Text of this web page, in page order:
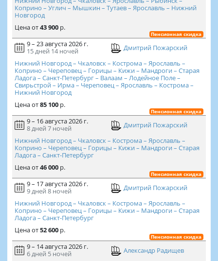
Коприно – Углич – Мышкин – Тутаев – Ярославль – Нижний
Новгород
Ценаот43 900р.
Пенсионная скидка
9 – 23 августа 2026 г.
15 дней 14 ночей
Дмитрий Пожарский
Нижний Новгород – Чкаловск – Кострома – Ярославль –
Коприно – Череповец – Горицы – Кижи – Мандроги – Старая
Ладога – Санкт-Петербург – Валаам – Лодейное Поле –
Свирьстрой – Ирма – Череповец – Ярославль – Кострома –
Нижний Новгород
Ценаот85 100р.
Пенсионная скидка
9 – 16 августа 2026 г.
8 дней 7 ночей
Дмитрий Пожарский
Нижний Новгород – Чкаловск – Кострома – Ярославль –
Коприно – Череповец – Горицы – Кижи – Мандроги – Старая
Ладога – Санкт-Петербург
Ценаот46 000р.
Пенсионная скидка
9 – 17 августа 2026 г.
9 дней 8 ночей
Дмитрий Пожарский
Нижний Новгород – Чкаловск – Кострома – Ярославль –
Коприно – Череповец – Горицы – Кижи – Мандроги – Старая
Ладога – Санкт-Петербург
Ценаот52 600р.
Пенсионная скидка
9 – 14 августа 2026 г.
6 дней 5 ночей
Александр Радищев